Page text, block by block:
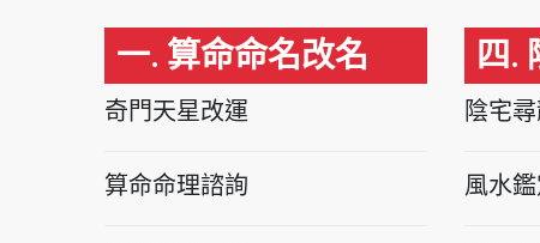
一. 算命命名改名
奇門天星改運
算命命理諮詢
四.
陰宅
風水